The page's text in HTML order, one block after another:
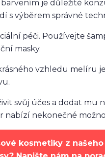
je důležité
s výběrem správné
péči. Používejte
masky.
vzhledu melíru
svůj účes a dodat mu
nabízí nekonečné
kosmetiky z